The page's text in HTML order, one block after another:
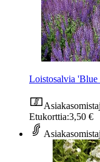
Loistosalvia 'Blue
Etukorttia:3,50 €